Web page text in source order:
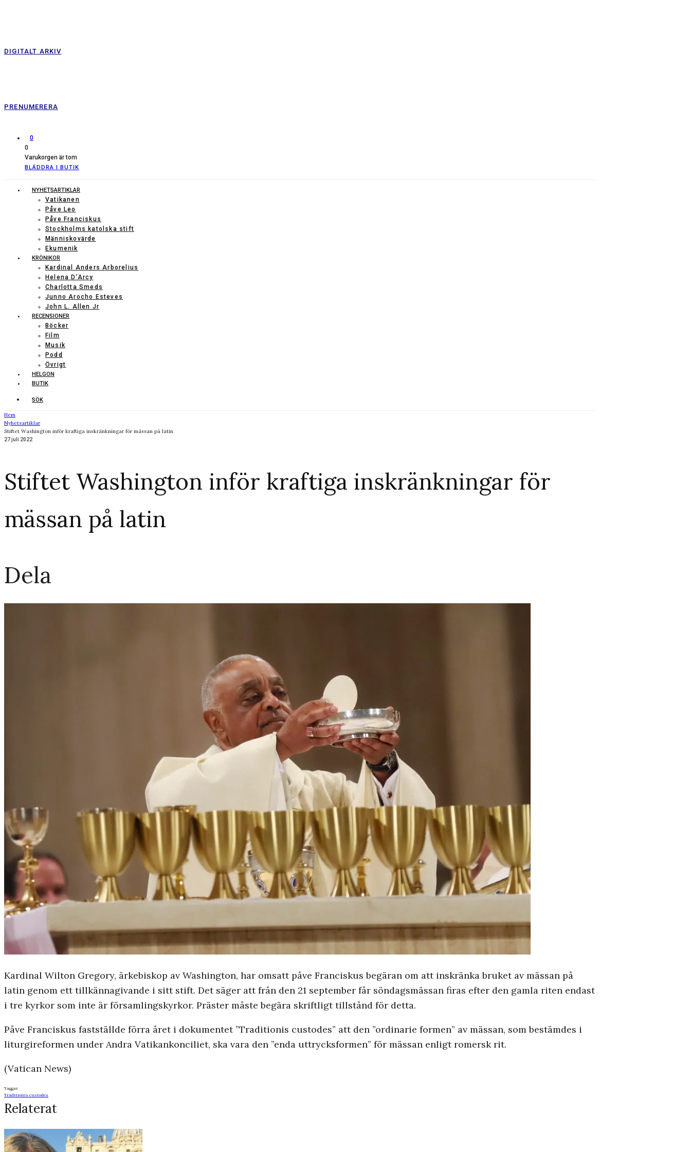
DIGITALT ARKIV
PRENUMERERA
0
0
Varukorgen är tom
BLÄDDRA I BUTIK
NYHETSARTIKLAR
Vatikanen
Påve Leo
Påve Franciskus
Stockholms katolska stift
Människovärde
Ekumenik
KRÖNIKOR
Kardinal Anders Arborelius
Helena D’Arcy
Charlotta Smeds
Junno Arocho Esteves
John L. Allen Jr
RECENSIONER
Böcker
Film
Musik
Podd
Övrigt
HELGON
BUTIK
SÖK
Hem
Nyhetsartiklar
Stiftet Washington inför kraftiga inskränkningar för mässan på latin
27 juli 2022
Stiftet Washington inför kraftiga inskränkningar för
mässan på latin
Dela
Kardinal Wilton Gregory, ärkebiskop av Washington, har omsatt påve Franciskus begäran om att inskränka bruket av mässan på
latin genom ett tillkännagivande i sitt stift. Det säger att från den 21 september får söndagsmässan firas efter den gamla riten endast
i tre kyrkor som inte är församlingskyrkor. Präster måste begära skriftligt tillstånd för detta.
Påve Franciskus fastställde förra året i dokumentet ”Traditionis custodes” att den ”ordinarie formen” av mässan, som bestämdes i
liturgireformen under Andra Vatikankonciliet, ska vara den ”enda uttrycksformen” för mässan enligt romersk rit.
(Vatican News)
Taggar
Traditionis custodes
Relaterat